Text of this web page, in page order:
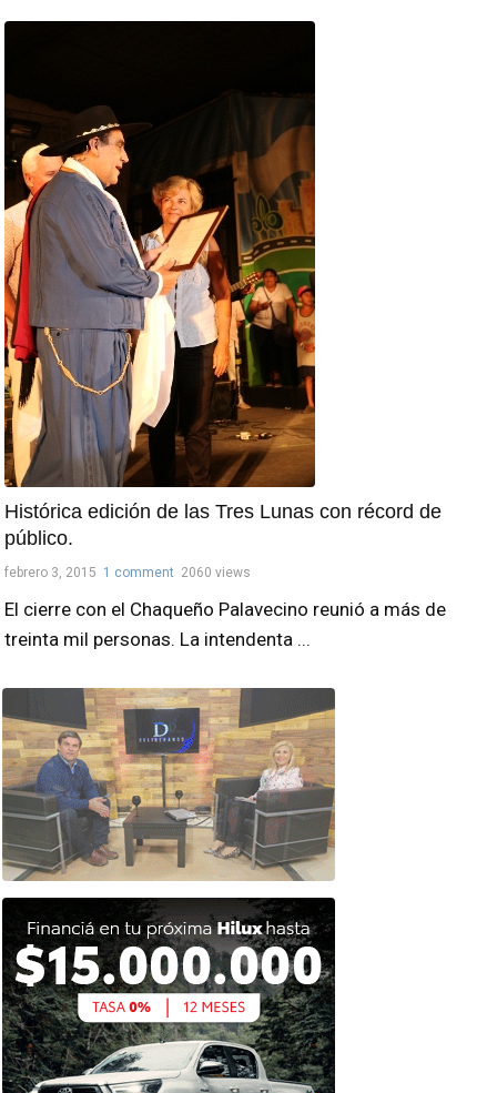
Histórica edición de las Tres Lunas con récord de
público.
febrero 3, 2015 1 comment 2060 views
El cierre con el Chaqueño Palavecino reunió a más de
treinta mil personas. La intendenta ...